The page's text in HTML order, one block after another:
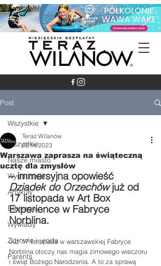
Post
Wszystkie
Nasze miasto
Wydarzenia
Artykuły
Edukacja
Wywiady
Zdrowie i uroda
Parents
Wszystkie
Warszawa zaprasza na świąteczną
ucztę dla zmysłów
Teraz Wilanów
22 lis 2023
– immersyjna opowieść
Dziadek do Orzechów już od
17 listopada w Art Box
Experience w Fabryce
Norblina.
Już 17 listopada w warszawskiej Fabryce
Norblina otoczy nas magia zimowego wieczoru
i świąt Bożego Narodzenia. A to za sprawą